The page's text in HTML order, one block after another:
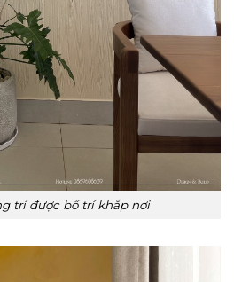
trí được bố trí khắp nơi